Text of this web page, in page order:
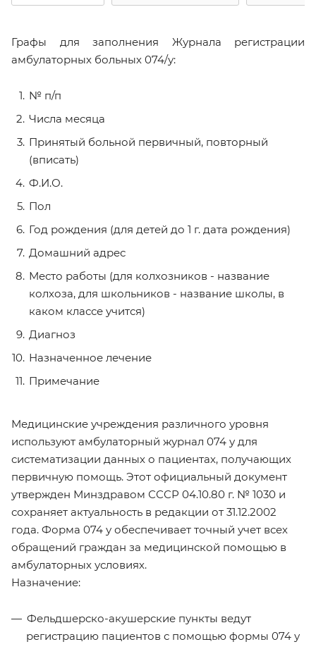
Графы для заполнения Журнала регистрации
амбулаторных больных 074/у:
№ п/п
Числа месяца
Принятый больной первичный, повторный
(вписать)
Ф.И.О.
Пол
Год рождения (для детей до 1 г. дата рождения)
Домашний адрес
Место работы (для колхозников - название
колхоза, для школьников - название школы, в
каком классе учится)
Диагноз
Назначенное лечение
Примечание
Медицинские учреждения различного уровня
используют амбулаторный журнал 074 у для
систематизации данных о пациентах, получающих
первичную помощь. Этот официальный документ
утвержден Минздравом СССР 04.10.80 г. № 1030 и
сохраняет актуальность в редакции от 31.12.2002
года. Форма 074 у обеспечивает точный учет всех
обращений граждан за медицинской помощью в
амбулаторных условиях.
Назначение:
Фельдшерско-акушерские пункты ведут
регистрацию пациентов с помощью формы 074 у